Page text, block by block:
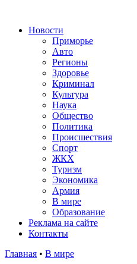
Новости
Приморье
Авто
Регионы
Здоровье
Криминал
Культура
Наука
Общество
Политика
Происшествия
Спорт
ЖКХ
Туризм
Экономика
Армия
В мире
Образование
Реклама на сайте
Контакты
Главная • В мире